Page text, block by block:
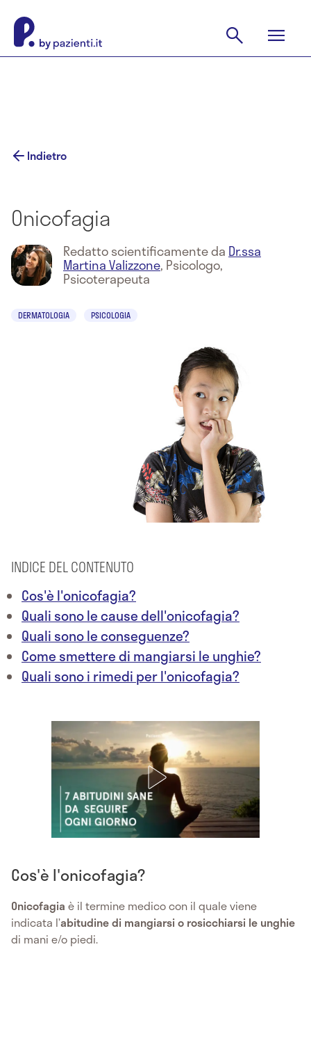
Indietro
Onicofagia
Redatto scientificamente da Dr.ssa
Martina Valizzone, Psicologo,
Psicoterapeuta
DERMATOLOGIA PSICOLOGIA
INDICE DEL CONTENUTO
Cos'è l'onicofagia?
Quali sono le cause dell'onicofagia?
Quali sono le conseguenze?
Come smettere di mangiarsi le unghie?
Quali sono i rimedi per l'onicofagia?
Cos'è l'onicofagia?
Onicofagia è il termine medico con il quale viene
indicata l’abitudine di mangiarsi o rosicchiarsi le unghie
di mani e/o piedi.